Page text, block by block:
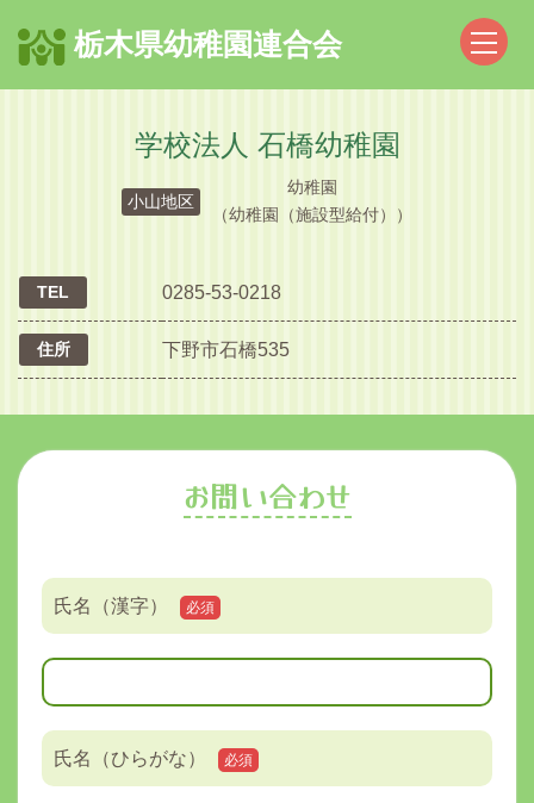
栃木県幼稚園連合会
学校法人 石橋幼稚園
小山地区
幼稚園
（幼稚園（施設型給付））
TEL 0285-53-0218
住所 下野市石橋535
お問い合わせ
氏名（漢字） 必須
氏名（ひらがな） 必須